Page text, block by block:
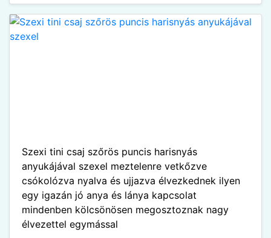
Szexi tini csaj szőrös puncis harisnyás
anyukájával szexel meztelenre vetkőzve
csókolózva nyalva és ujjazva élvezkednek ilyen
egy igazán jó anya és lánya kapcsolat
mindenben kölcsönösen megosztoznak nagy
élvezettel egymással